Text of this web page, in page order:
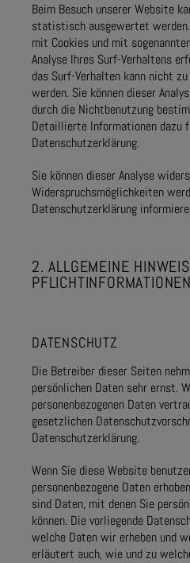
Beim Besuch unserer Website
statistisch ausgewertet
mit Cookies und mit
Analyse Ihres Surf-Verhaltens
das Surf-Verhalten kann nicht
werden. Sie können dieser
durch die Nichtbenutzung
Detaillierte Informationen dazu
Datenschutzerklärung.
Sie können dieser Analyse
Widerspruchsmöglichkeiten
Datenschutzerklärung
2. ALLGEMEINE
PFLICHTINFORMATIONEN
DATENSCHUTZ
Die Betreiber dieser Seiten
persönlichen Daten sehr ernst.
personenbezogenen Daten
gesetzlichen
Datenschutzerklärung.
Wenn Sie diese Website
personenbezogene Daten
sind Daten, mit denen Sie
können. Die vorliegende
welche Daten wir erheben und
erläutert auch, wie und zu